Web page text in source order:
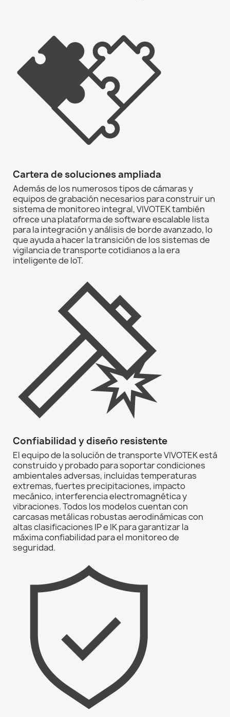
Cartera de soluciones ampliada
Además de los numerosos tipos de cámaras y
equipos de grabación necesarios para construir un
sistema de monitoreo integral, VIVOTEK también
ofrece una plataforma de software escalable lista
para la integración y análisis de borde avanzado, lo
que ayuda a hacer la transición de los sistemas de
vigilancia de transporte cotidianos a la era
inteligente de IoT.
Confiabilidad y diseño resistente
El equipo de la solución de transporte VIVOTEK está
construido y probado para soportar condiciones
ambientales adversas, incluidas temperaturas
extremas, fuertes precipitaciones, impacto
mecánico, interferencia electromagnética y
vibraciones. Todos los modelos cuentan con
carcasas metálicas robustas aerodinámicas con
altas clasificaciones IP e IK para garantizar la
máxima confiabilidad para el monitoreo de
seguridad.